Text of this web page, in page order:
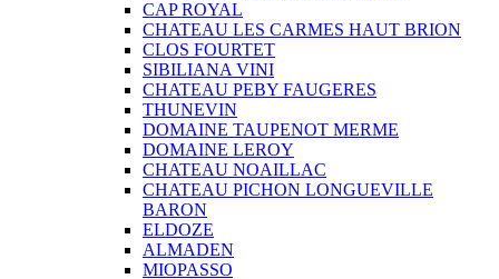
CAP ROYAL
CHATEAU LES CARMES HAUT BRION
CLOS FOURTET
SIBILIANA VINI
CHATEAU PEBY FAUGERES
THUNEVIN
DOMAINE TAUPENOT MERME
DOMAINE LEROY
CHATEAU NOAILLAC
CHATEAU PICHON LONGUEVILLE
BARON
ELDOZE
ALMADEN
MIOPASSO